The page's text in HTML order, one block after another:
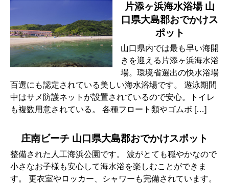
片添ヶ浜海水浴場 山
口県大島郡おでかけス
ポット
山口県内では最も早い海開
きを迎える片添ヶ浜海水浴
場。環境省選出の快水浴場
百選にも認定されている美しい海水浴場です。 遊泳期間
中はサメ防護ネットが設置されているので安心。トイレ
も複数用意されている。 各種フロート類やゴムボ […]
庄南ビーチ 山口県大島郡おでかけスポット
整備された人工海浜公園です。 波がとても穏やかなので
小さなお子様も安心して海水浴を楽しむことができま
す。 更衣室やロッカー、シャワーも完備されています。